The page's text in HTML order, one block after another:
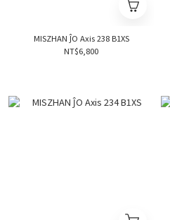
MISZHAN ĴO Axis 238 B1XS
NT$6,800